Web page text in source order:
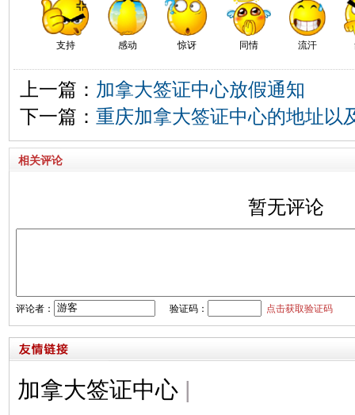
支持 感动 惊讶 同情 流汗
上一篇： 加拿大签证中心放假通知
下一篇： 重庆加拿大签证中心的地址以
相关评论
暂无评论
评论者： 验证码： 点击获取验证码
加拿大签证中心 |